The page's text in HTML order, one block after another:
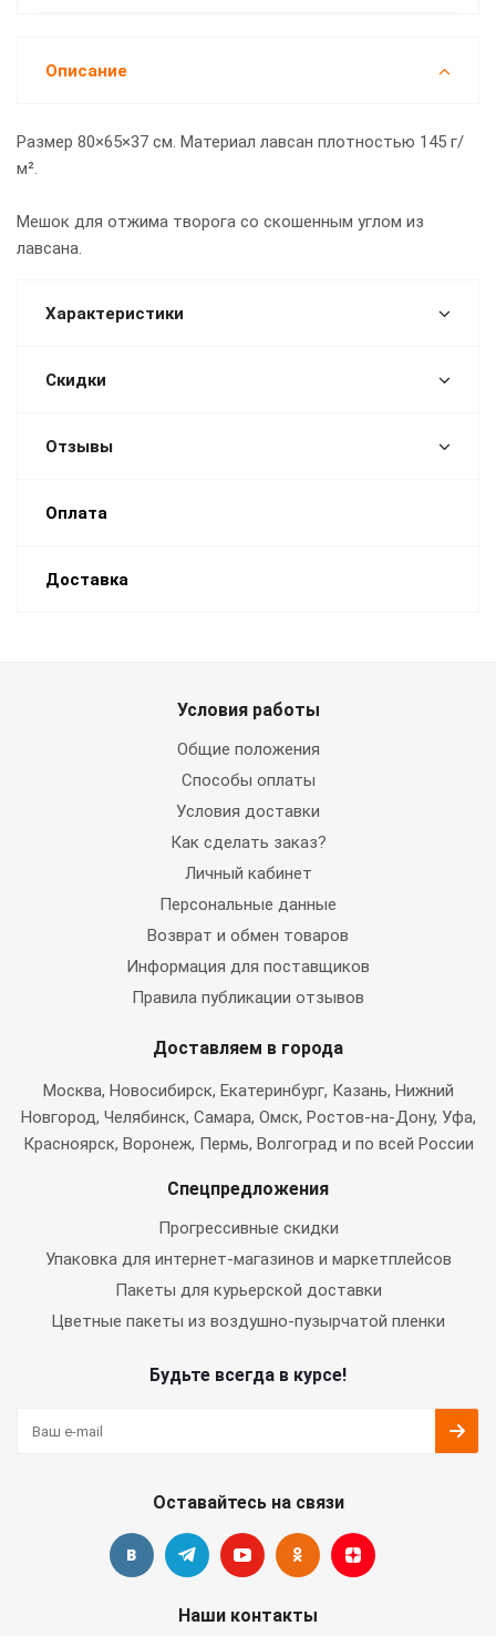
Описание
Размер 80×65×37 см. Материал лавсан плотностью 145 г/
м².
Мешок для отжима творога со скошенным углом из
лавсана.
Характеристики
Скидки
Отзывы
Оплата
Доставка
Условия работы
Общие положения
Способы оплаты
Условия доставки
Как сделать заказ?
Личный кабинет
Персональные данные
Возврат и обмен товаров
Информация для поставщиков
Правила публикации отзывов
Доставляем в города
Москва, Новосибирск, Екатеринбург, Казань, Нижний
Новгород, Челябинск, Самара, Омск, Ростов-на-Дону, Уфа,
Красноярск, Воронеж, Пермь, Волгоград и по всей России
Спецпредложения
Прогрессивные скидки
Упаковка для интернет-магазинов и маркетплейсов
Пакеты для курьерской доставки
Цветные пакеты из воздушно-пузырчатой пленки
Будьте всегда в курсе!
Оставайтесь на связи
Наши контакты